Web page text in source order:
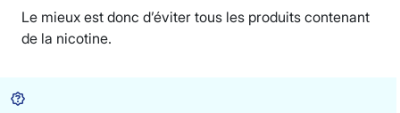
Le mieux est donc d’éviter tous les produits contenant
de la nicotine.